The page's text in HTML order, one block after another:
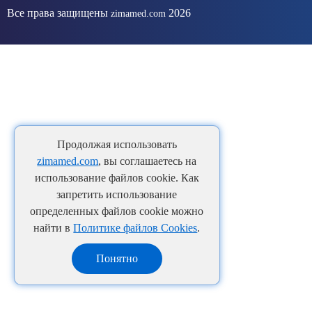
Продолжая использовать
zimamed.com, вы соглашаетесь на
использование файлов cookie. Как
запретить использование
определенных файлов cookie можно
найти вПолитике файлов Cookies.
Понятно
Все права защищены zimamed.com 2026